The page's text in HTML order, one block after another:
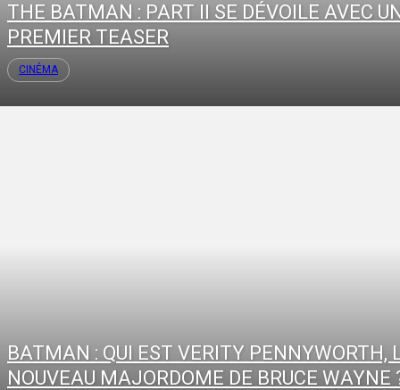
THE BATMAN : PART II SE DÉVOILE AVEC
PREMIER TEASER
CINÉMA
BATMAN : QUI EST VERITY PENNYWORTH,
NOUVEAU MAJORDOME DE BRUCE WAYNE